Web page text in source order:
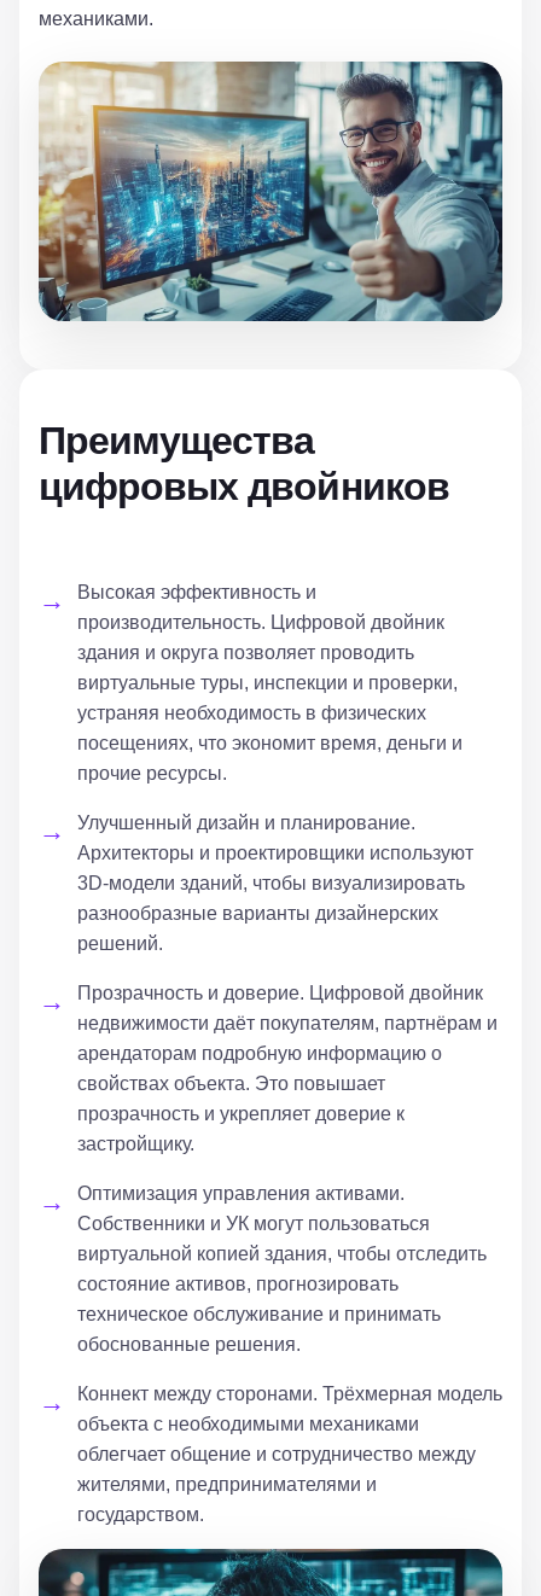
механиками.
Преимущества
цифровых двойников
Высокая эффективность и
производительность. Цифровой двойник
здания и округа позволяет проводить
виртуальные туры, инспекции и проверки,
устраняя необходимость в физических
посещениях, что экономит время, деньги и
прочие ресурсы.
Улучшенный дизайн и планирование.
Архитекторы и проектировщики используют
3D-модели зданий, чтобы визуализировать
разнообразные варианты дизайнерских
решений.
Прозрачность и доверие. Цифровой двойник
недвижимости даёт покупателям, партнёрам и
арендаторам подробную информацию о
свойствах объекта. Это повышает
прозрачность и укрепляет доверие к
застройщику.
Оптимизация управления активами.
Собственники и УК могут пользоваться
виртуальной копией здания, чтобы отследить
состояние активов, прогнозировать
техническое обслуживание и принимать
обоснованные решения.
Коннект между сторонами. Трёхмерная модель
объекта с необходимыми механиками
облегчает общение и сотрудничество между
жителями, предпринимателями и
государством.